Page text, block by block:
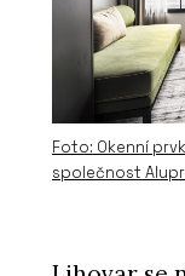
Foto: Okenní
společnost